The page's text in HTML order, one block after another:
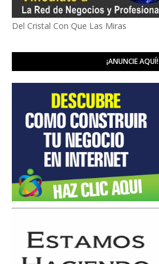
Del Cristal Con Que Las Miras
¡ANUNCIE AQUÍ!